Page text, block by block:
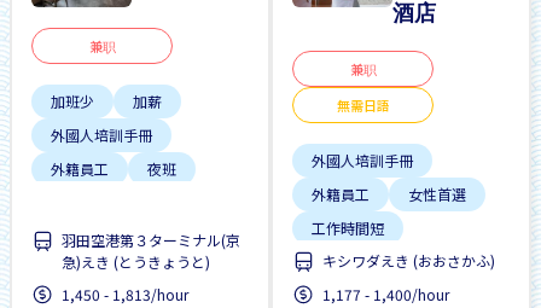
兼职
加班少
加薪
外國人培訓手冊
外籍員工
夜班
男性首選
週末輪班
羽田空港第３ターミナル(京
急)えき (とうきょうと)
1,450 - 1,813/hour
酒店
兼职
無需日語
外國人培訓手冊
外籍員工
女性首選
工作時間短
支付交通費
晉陞
每週2-3天
キシワダえき (おおさかふ)
1,177 - 1,400/hour